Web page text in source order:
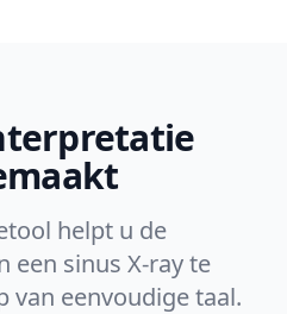
helpt u de
een sinus X-ray te
van eenvoudige taal.